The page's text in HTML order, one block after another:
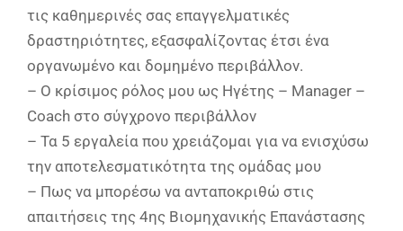
τις καθημερινές σας επαγγελματικές
δραστηριότητες, εξασφαλίζοντας έτσι ένα
οργανωμένο και δομημένο περιβάλλον.
– Ο κρίσιμος ρόλος μου ως Ηγέτης – Manager –
Coach στο σύγχρονο περιβάλλον
– Τα 5 εργαλεία που χρειάζομαι για να ενισχύσω
την αποτελεσματικότητα της ομάδας μου
– Πως να μπορέσω να ανταποκριθώ στις
απαιτήσεις της 4ης Βιομηχανικής Επανάστασης